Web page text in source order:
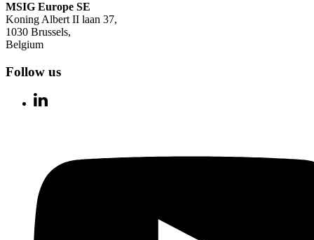
MSIG Europe SE
Koning Albert II laan 37,
1030 Brussels,
Belgium
Follow us